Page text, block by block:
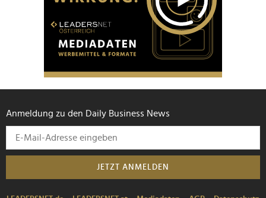
Anmeldung zu den Daily Business News
JETZT ANMELDEN